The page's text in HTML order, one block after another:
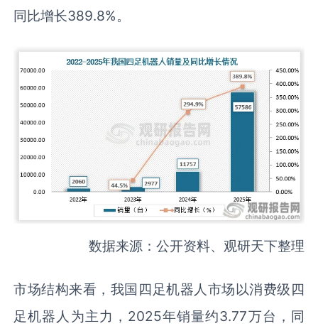
同比增长389.8%。
数据来源：公开资料、观研天下整理
市场结构来看，我国四足机器人市场以消费级四
足机器人为主力，2025年销量约3.77万台，同